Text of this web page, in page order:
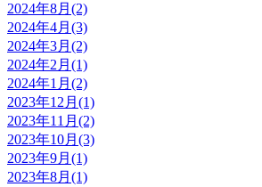
2024年8月(2)
2024年4月(3)
2024年3月(2)
2024年2月(1)
2024年1月(2)
2023年12月(1)
2023年11月(2)
2023年10月(3)
2023年9月(1)
2023年8月(1)